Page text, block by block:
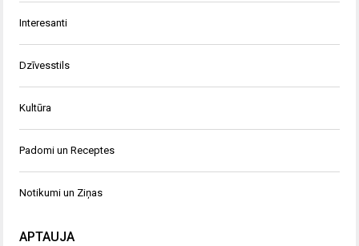
Interesanti
Dzīvesstils
Kultūra
Padomi un Receptes
Notikumi un Ziņas
APTAUJA